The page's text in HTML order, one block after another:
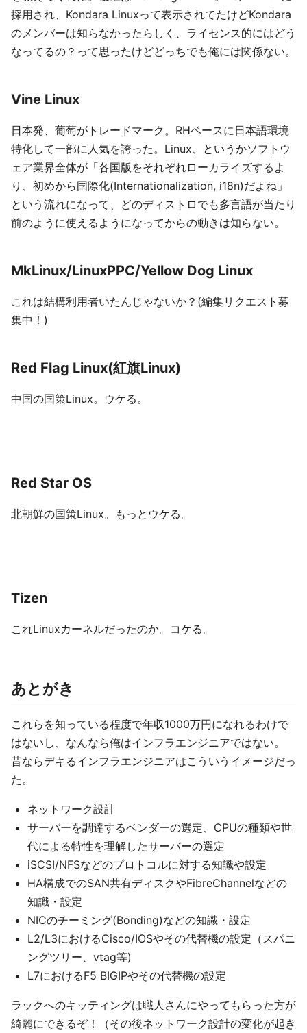
採用され、Kondara Linuxって表示されてたけどKondara
のメンバーは知らなかったらしく、ライセンス的にはどう
なってるの？って思ったけどどっちでも俺には関係ない。
Vine Linux
日本発、葡萄がトレードマーク。RHベースに日本語環境
特化して一部に人気を誇った。Linux、というかソフトウ
ェア業界全体が「各国版をそれぞれローカライズするよ
り、初めから国際化(Internationalization, i18n)だよね」
という流れになって、どのディストロでも多言語が当たり
前のように使えるようになってからの動きは知らない。
MkLinux/LinuxPPC/Yellow Dog Linux
これは結構利用者いたんじゃないか？(編集リクエスト募
集中！)
Red Flag Linux(紅旗Linux)
中国の国策Linux。ウケる。
Red Star OS
北朝鮮の国策Linux。もっとウケる。
Tizen
これLinuxカーネルだったのか。コケる。
あとがき
これらを知っている程度で年収1000万円になれるわけで
はないし、なんなら俺はインフラエンジニアではない。
昔ならデキるインフラエンジニアはこういうイメージだっ
た。
ネットワーク設計
サーバーを調達するベンダーの選定、CPUの種類や世
代による特性を理解したサーバーの選定
iSCSI/NFSなどのプロトコルに対する知識や設定
HA構成でのSAN共有ディスクやFibreChannelなどの
知識・設定
NICのチーミング(Bonding)などの知識・設定
L2/L3におけるCisco/IOSやその代替機の設定（スパニ
ングツリー、vtag等)
L7におけるF5 BIGIPやその代替機の設定
ラックへのキッティングは職人さんにやってもらった方が
綺麗にできるぞ！（その後ネットワーク設計の変化が起き